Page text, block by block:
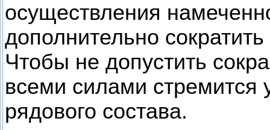
осуществления
дополнительно
Чтобы не допустить
всеми силами стремится
рядового состава.